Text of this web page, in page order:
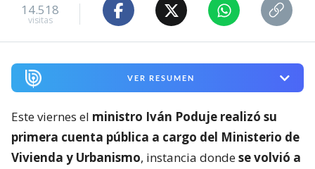
14.518
visitas
VER RESUMEN
Este viernes el ministro Iván Poduje realizó su
primera cuenta pública a cargo del Ministerio de
Vivienda y Urbanismo, instancia dondese volvió a